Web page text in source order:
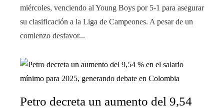
miércoles, venciendo al Young Boys por 5-1 para asegurar
su clasificación a la Liga de Campeones. A pesar de un
comienzo desfavor...
Petro decreta un aumento del 9,54